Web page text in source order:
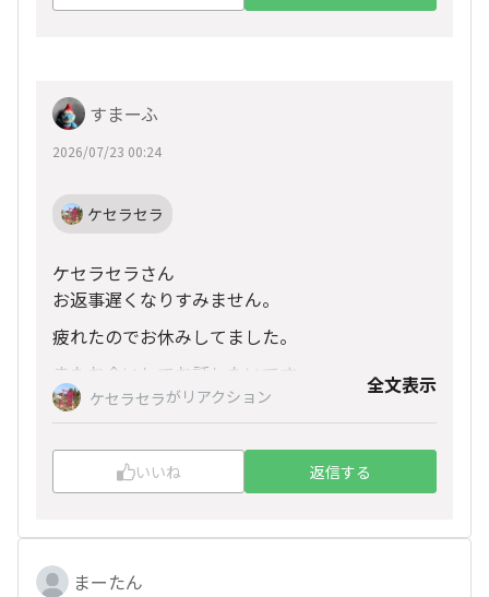
すまーふ
2026/07/23 00:24
ケセラセラ
ケセラセラさん
お返事遅くなりすみません。
疲れたのでお休みしてました。
またお会いしてお話したいです
ケセラセラがリアクション 全文表示
いいね 返信する
まーたん